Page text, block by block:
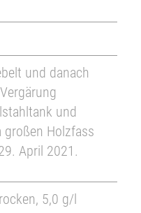
und danach
und
großen Holzfass
April 2021.
5,0 g/l